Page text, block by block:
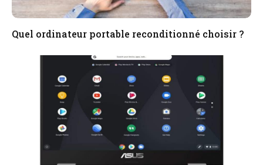
Quel ordinateur portable reconditionné choisir ?